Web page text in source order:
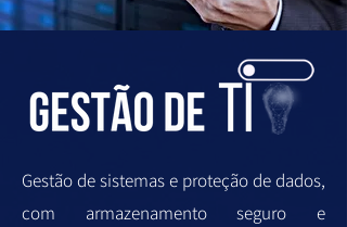
Gestão de sistemas e proteção de dados,
com armazenamento seguro e